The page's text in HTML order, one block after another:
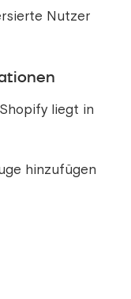
Nutzer
liegt in
hinzufügen